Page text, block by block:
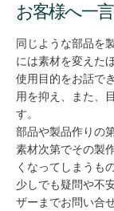
お客様へ一
同じような部品を
には素材を変えた
使用目的をお話で
用を抑え、また、
す。
部品や製品作りの
素材次第でその製
くなってしまうも
少しでも疑問や不
ザーまでお問い合